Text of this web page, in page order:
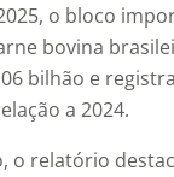
o bloco
bovina
bilhão e
a 2024.
o relatório